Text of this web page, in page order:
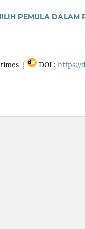
PEMULA DALAM
| DOI : https://